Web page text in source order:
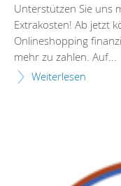
Unterstützen Sie uns
Extrakosten! Ab jetzt
Onlineshopping
mehr zu zahlen. Auf...
Weiterlesen